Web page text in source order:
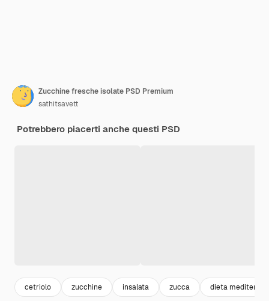
Zucchine fresche isolate PSD Premium
sathitsavett
Potrebbero piacerti anche questi PSD
cetriolo zucchine insalata zucca dieta